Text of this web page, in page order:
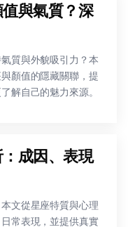
與氣質？深
質與外貌吸引力？本
顏值的隱藏關聯，提
解自己的魅力來源。
成因、表現
文從星座特質與心理
常表現，並提供真實